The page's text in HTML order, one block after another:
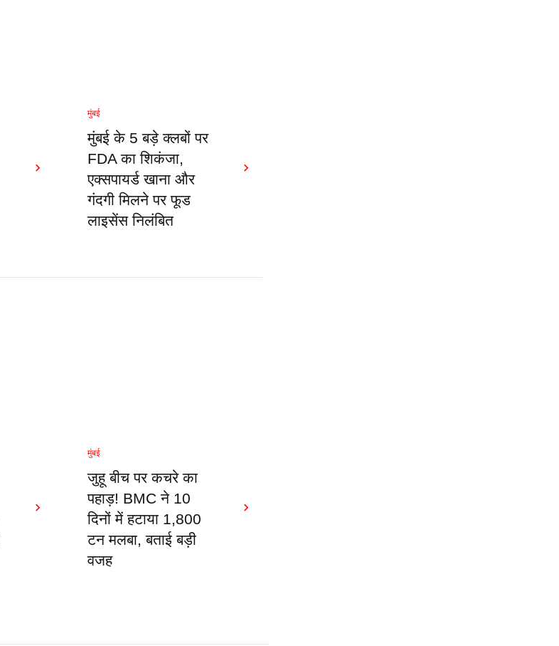
मुंबई
मुंबई के 5 बड़े क्लबों पर
FDA का शिकंजा,
एक्सपायर्ड खाना और
गंदगी मिलने पर फूड
लाइसेंस निलंबित
मुंबई
जुहू बीच पर कचरे का
पहाड़! BMC ने 10
दिनों में हटाया 1,800
टन मलबा, बताई बड़ी
वजह